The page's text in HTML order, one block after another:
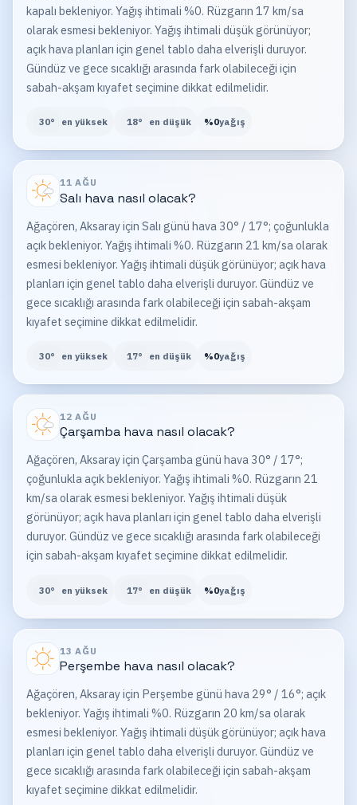
kapalı bekleniyor. Yağış ihtimali %0. Rüzgarın 17 km/sa
olarak esmesi bekleniyor. Yağış ihtimali düşük görünüyor;
açık hava planları için genel tablo daha elverişli duruyor.
Gündüz ve gece sıcaklığı arasında fark olabileceği için
sabah-akşam kıyafet seçimine dikkat edilmelidir.
30° en yüksek 18° en düşük %0yağış
11 AĞU
Salı hava nasıl olacak?
Ağaçören, Aksaray için Salı günü hava 30° / 17°; çoğunlukla
açık bekleniyor. Yağış ihtimali %0. Rüzgarın 21 km/sa olarak
esmesi bekleniyor. Yağış ihtimali düşük görünüyor; açık hava
planları için genel tablo daha elverişli duruyor. Gündüz ve
gece sıcaklığı arasında fark olabileceği için sabah-akşam
kıyafet seçimine dikkat edilmelidir.
30° en yüksek 17° en düşük %0yağış
12 AĞU
Çarşambahava nasıl olacak?
Ağaçören, Aksaray için Çarşamba günü hava 30° / 17°;
çoğunlukla açık bekleniyor. Yağış ihtimali %0. Rüzgarın 21
km/sa olarak esmesi bekleniyor. Yağış ihtimali düşük
görünüyor; açık hava planları için genel tablo daha elverişli
duruyor. Gündüz ve gece sıcaklığı arasında fark olabileceği
için sabah-akşam kıyafet seçimine dikkat edilmelidir.
30° en yüksek 17° en düşük %0yağış
13 AĞU
Perşembe hava nasıl olacak?
Ağaçören, Aksaray için Perşembe günü hava 29° / 16°; açık
bekleniyor. Yağış ihtimali %0. Rüzgarın 20 km/sa olarak
esmesi bekleniyor. Yağış ihtimali düşük görünüyor; açık hava
planları için genel tablo daha elverişli duruyor. Gündüz ve
gece sıcaklığı arasında fark olabileceği için sabah-akşam
kıyafet seçimine dikkat edilmelidir.